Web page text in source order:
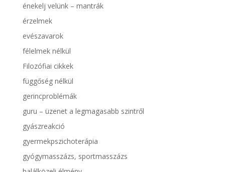
énekelj velünk – mantrák
érzelmek
evészavarok
félelmek nélkül
Filozófiai cikkek
függőség nélkül
gerincproblémák
guru – üzenet a legmagasabb szintről
gyászreakció
gyermekpszichoterápia
gyógymasszázs, sportmasszázs